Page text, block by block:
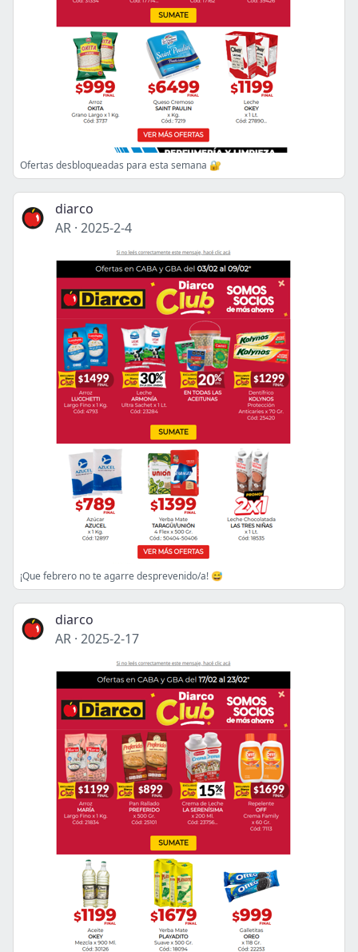
Ofertas desbloqueadas para esta semana 🔐
diarco
AR · 2025-2-4
¡Que febrero no te agarre desprevenido/a! 😅
diarco
AR · 2025-2-17